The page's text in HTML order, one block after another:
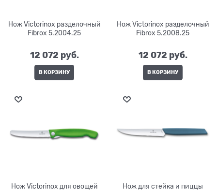
Нож Victorinox разделочный
Fibrox 5.2004.25
12 072 руб.
В КОРЗИНУ
Нож Victorinox разделочный
Fibrox 5.2008.25
12 072 руб.
В КОРЗИНУ
Нож Victorinox для овощей
Нож для стейка и пиццы